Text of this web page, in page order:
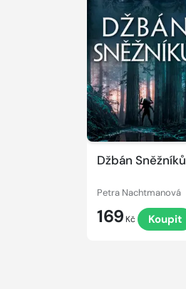
Džbán Sněžníků
Petra Nachtmanová
169 Kč Koupit